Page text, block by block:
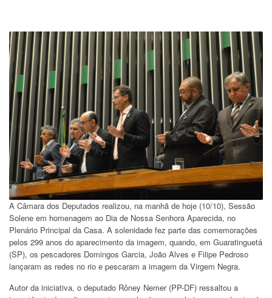
A Câmara dos Deputados realizou, na manhã de hoje (10/10), Sessão
Solene em homenagem ao Dia de Nossa Senhora Aparecida, no
Plenário Principal da Casa. A solenidade fez parte das comemorações
pelos 299 anos do aparecimento da imagem, quando, em Guaratinguetá
(SP), os pescadores Domingos Garcia, João Alves e Filipe Pedroso
lançaram as redes no rio e pescaram a imagem da Virgem Negra.
Autor da iniciativa, o deputado Rôney Nemer (PP-DF) ressaltou a